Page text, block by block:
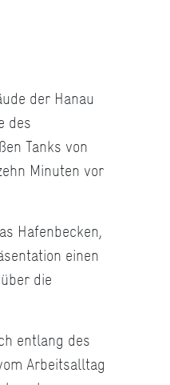
der Hanau
des
Tanks von
Minuten vor
Hafenbecken,
einen
die
entlang des
Arbeitsalltag